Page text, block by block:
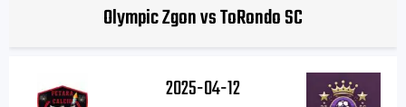
Olympic Zgon vs ToRondo SC
2025-04-12